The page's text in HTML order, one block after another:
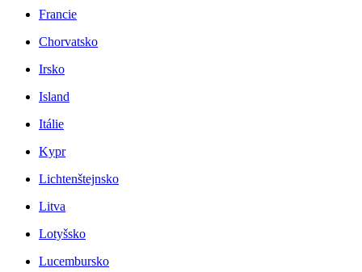
Francie
Chorvatsko
Irsko
Island
Itálie
Kypr
Lichtenštejnsko
Litva
Lotyšsko
Lucembursko